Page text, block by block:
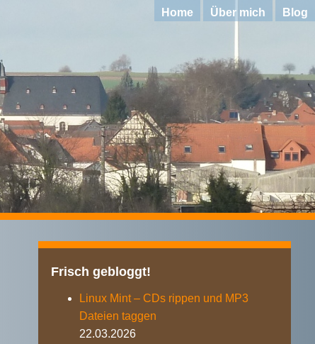
Home Über mich Blog
Frisch gebloggt!
Linux Mint – CDs rippen und MP3
Dateien taggen
22.03.2026